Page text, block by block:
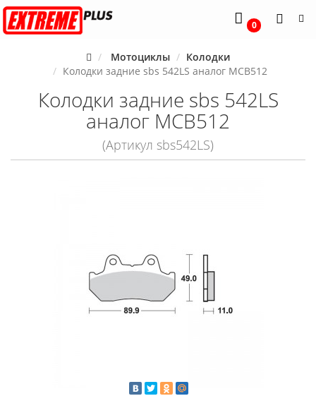
0
Мотоциклы
Колодки
Колодки задние sbs 542LS аналог MCB512
Колодки задние sbs 542LS
аналог MCB512
(Артикул sbs542LS)